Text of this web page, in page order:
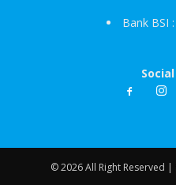
Bank BSI
© 2026 All Right Reserved |